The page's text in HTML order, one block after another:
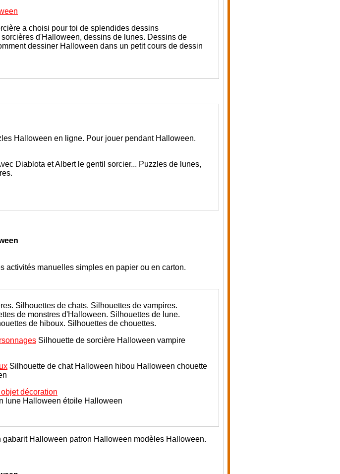
a choisi pour toi de splendides dessins
d'Halloween, dessins de lunes. Dessins de
dessiner Halloween dans un petit cours de dessin
Halloween en ligne. Pour jouer pendant Halloween.
Diablota et Albert le gentil sorcier... Puzzles de lunes,
activités manuelles simples en papier ou en carton.
Silhouettes de chats. Silhouettes de vampires.
de monstres d'Halloween. Silhouettes de lune.
de hiboux. Silhouettes de chouettes.
Silhouette de sorcière Halloween vampire
Silhouette de chat Halloween hibou Halloween chouette
décoration
lune Halloween étoile Halloween
Halloween patron Halloween modèles Halloween.